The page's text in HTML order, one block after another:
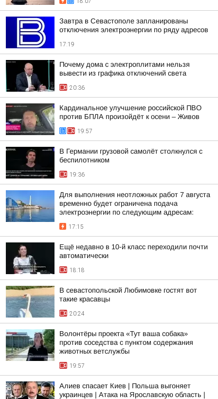
Завтра в Севастополе запланированы
отключения электроэнергии по ряду адресов
17:19
Почему дома с электроплитами нельзя
вывести из графика отключений света
20:36
Кардинальное улучшение российской ПВО
против БПЛА произойдёт к осени – Живов
19:57
В Германии грузовой самолёт столкнулся с
беспилотником
19:36
Для выполнения неотложных работ 7 августа
временно будет ограничена подача
электроэнергии по следующим адресам:
17:15
Ещё недавно в 10-й класс переходили почти
автоматически
18:18
В севастопольской Любимовке гостят вот
такие красавцы
20:24
Волонтёры проекта «Тут ваша собака»
против соседства с пунктом содержания
животных ветслужбы
19:57
Алиев спасает Киев | Польша выгоняет
украинцев | Атака на Ярославскую область |